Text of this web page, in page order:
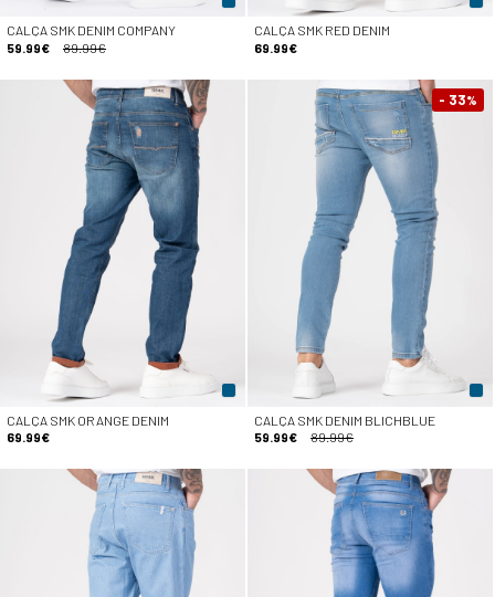
CALÇA SMK DENIM COMPANY
59.99€
89.99€
CALÇA SMK RED DENIM
69.99€
CALÇA SMK ORANGE DENIM
69.99€
- 33%
CALÇA SMK DENIM BLICHBLUE
59.99€
89.99€